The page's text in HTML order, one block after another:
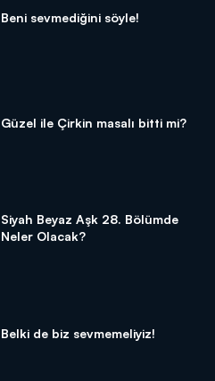
Beni sevmediğini söyle!
Güzel ile Çirkin masalı bitti mi?
Siyah Beyaz Aşk 28. Bölümde
Neler Olacak?
Belki de biz sevmemeliyiz!